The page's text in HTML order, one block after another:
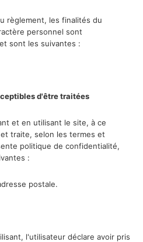
règlement, les finalités du
personnel sont
sont les suivantes :
d'être traitées
et en utilisant le site, à ce
traite, selon les termes et
politique de confidentialité,
:
postale.
l'utilisateur déclare avoir pris